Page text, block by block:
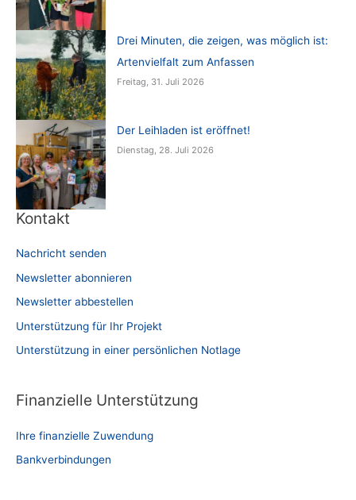
Drei Minuten, die zeigen, was möglich ist:
Artenvielfalt zum Anfassen
Freitag, 31. Juli 2026
Der Leihladen ist eröffnet!
Dienstag, 28. Juli 2026
Kontakt
Nachricht senden
Newsletter abonnieren
Newsletter abbestellen
Unterstützung für Ihr Projekt
Unterstützung in einer persönlichen Notlage
Finanzielle Unterstützung
Ihre finanzielle Zuwendung
Bankverbindungen